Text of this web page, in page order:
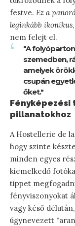
festve. Ez a
leginkább ikonikus
nem felejt el.
"A
szemedben,
amelyek
csupán
őket."
pillanatokhoz
A Hostellerie de
hogy szinte
minden egyes
kiemelkedő
tippet
fényviszonyokat
vagy késő
úgynevezett